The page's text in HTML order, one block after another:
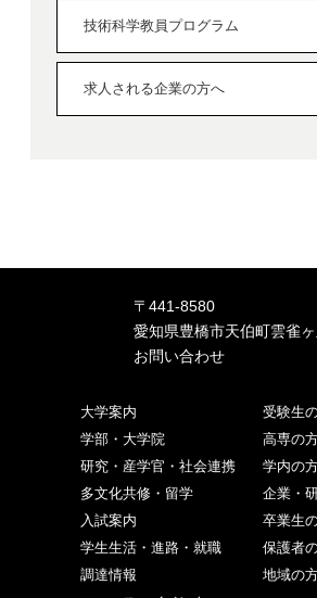
技術科学教員プログラム
求人される企業の方へ
〒441-8580
愛知県豊橋市天伯町雲雀
お問い合わせ
大学案内
学部・大学院
研究・産学官・社会連携
多文化共修・留学
入試案内
学生生活・進路・就職
調達情報
受験生
高専の
学内の
企業・
卒業生
保護者
地域の